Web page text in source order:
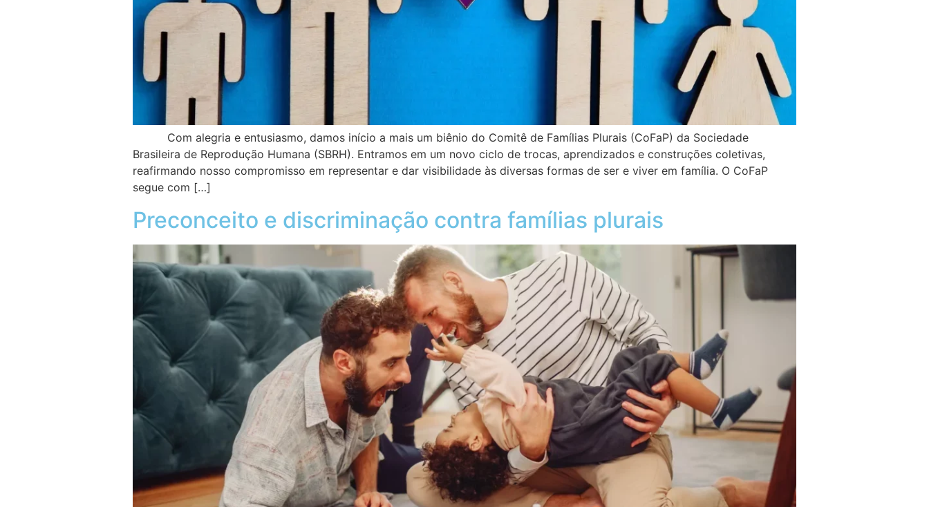
Com alegria e entusiasmo, damos início a mais um biênio do Comitê de Famílias Plurais (CoFaP) da Sociedade
Brasileira de Reprodução Humana (SBRH). Entramos em um novo ciclo de trocas, aprendizados e construções coletivas,
reafirmando nosso compromisso em representar e dar visibilidade às diversas formas de ser e viver em família. O CoFaP
segue com […]
Preconceito e discriminação contra famílias plurais